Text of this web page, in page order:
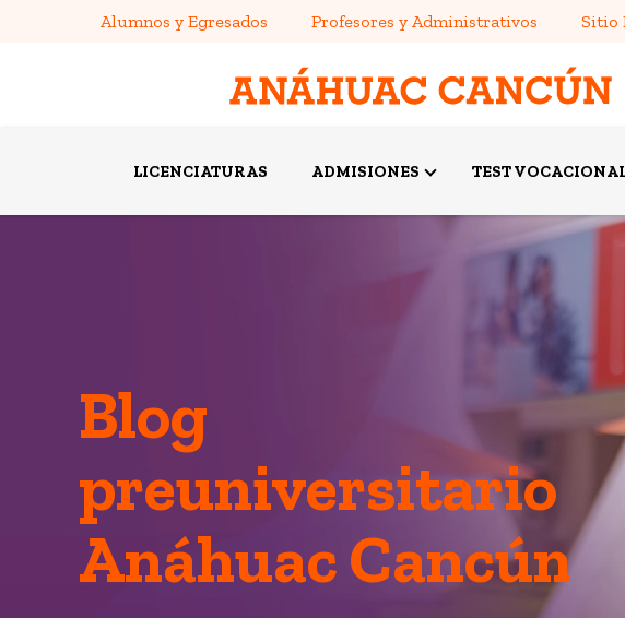
Alumnos y Egresados Profesores y Administrativos Sitio
LICENCIATURAS ADMISIONES TEST
Blog
preuniversitario
Anáhuac Cancún